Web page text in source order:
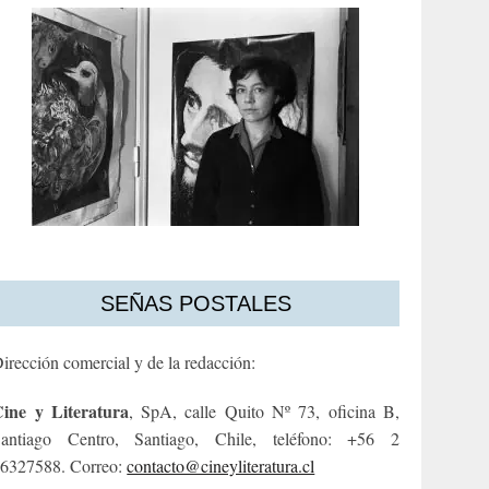
SEÑAS POSTALES
comercial y de la redacción:
y Literatura, SpA, calle Quito Nº 73, oficina B,
Centro, Santiago, Chile, teléfono: +56 2
Correo:contacto@cineyliteratura.cl